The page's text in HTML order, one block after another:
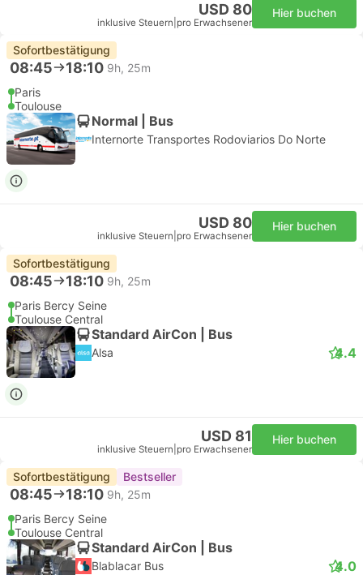
USD 80
inklusive Steuern pro Erwachsener
Hier buchen
Sofortbestätigung
08:45 18:10 9h, 25m
Paris
Toulouse
Normal | Bus
Internorte Transportes Rodoviarios Do Norte
USD 80
inklusive Steuern pro Erwachsener
Hier buchen
Sofortbestätigung
08:45 18:10 9h, 25m
Paris Bercy Seine
Toulouse Central
Standard AirCon | Bus
Alsa 4.4
USD 81
inklusive Steuern pro Erwachsener
Hier buchen
Sofortbestätigung Bestseller
08:45 18:10 9h, 25m
Paris Bercy Seine
Toulouse Central
Standard AirCon | Bus
Blablacar Bus 4.0